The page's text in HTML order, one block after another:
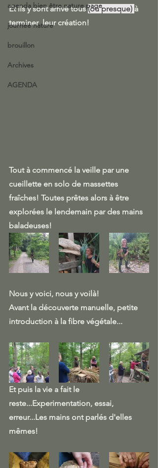
agenda bien être nature page
journée nature
brouillon
Archives
AGENDA
Et ils y sont arrivé tous (ou presque) à
terminer  leur création!
Tout à commencé la veille par une
cueillette en solo de massettes
fraîches! Toutes prêtes alors à être
explorées le lendemain par des mains
baladeuses!
Nous y voici, nous y voilà!
Avant la découverte manuelle, petite
introduction à la fibre végétale...
Et puis la vie a fait le
reste...Experimentation, essai,
erreur...Les mains ont parlés d'elles
mêmes!